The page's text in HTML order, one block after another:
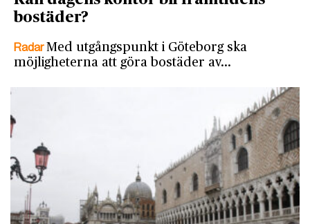
bostäder?
RadarMed utgångspunkt i Göteborg ska
möjligheterna att göra bostäder av…